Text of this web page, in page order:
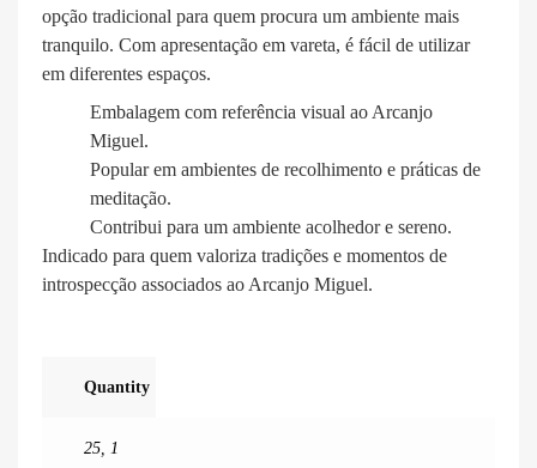
opção tradicional para quem procura um ambiente mais
tranquilo. Com apresentação em vareta, é fácil de utilizar
em diferentes espaços.
Embalagem com referência visual ao Arcanjo
Miguel.
Popular em ambientes de recolhimento e práticas de
meditação.
Contribui para um ambiente acolhedor e sereno.
Indicado para quem valoriza tradições e momentos de
introspecção associados ao Arcanjo Miguel.
Quantity
25, 1